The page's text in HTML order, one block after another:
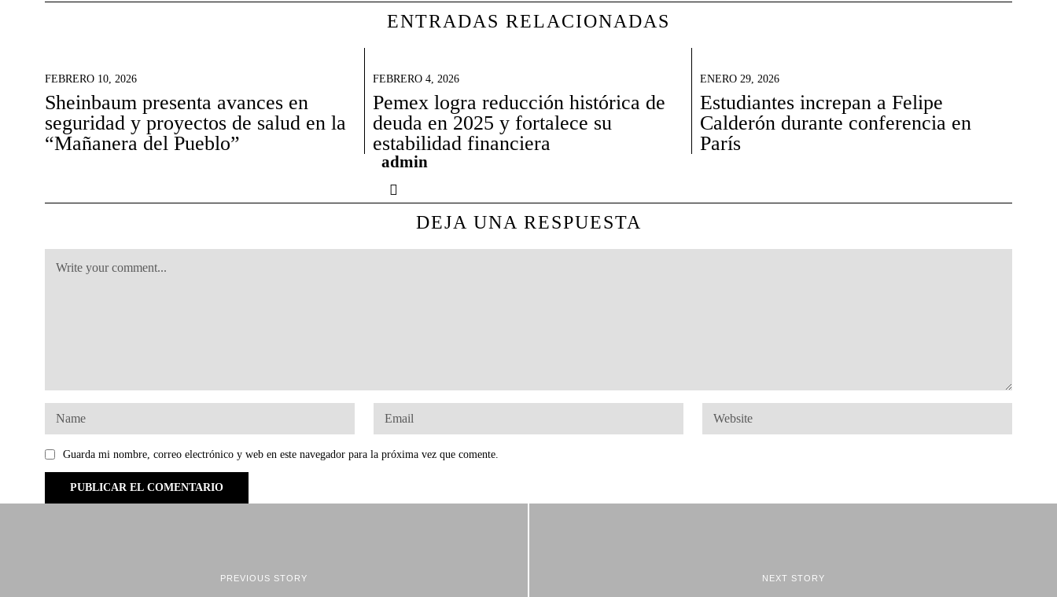
ENTRADAS RELACIONADAS
FEBRERO 10, 2026
Sheinbaum presenta avances en
seguridad y proyectos de salud en la
“Mañanera del Pueblo”
FEBRERO 4, 2026
Pemex logra reducción histórica de
deuda en 2025 y fortalece su
estabilidad financiera
ENERO 29, 2026
Estudiantes increpan a Felipe
Calderón durante conferencia en
París
admin
DEJA UNA RESPUESTA
Guarda mi nombre, correo electrónico y web en este navegador para la próxima vez que comente.
PREVIOUS STORY NEXT STORY